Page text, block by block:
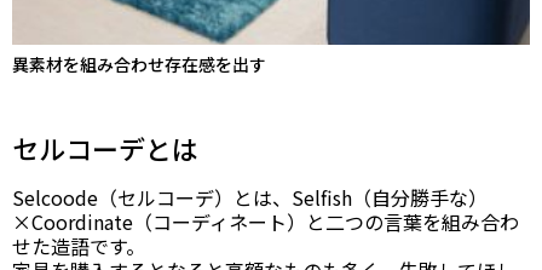
異素材を組み合わせ存在感を出す
セルコーデとは
Selcoode（セルコーデ）とは、Selfish（自分勝手な）
×Coordinate（コーディネート）と二つの言葉を組み合わ
せた造語です。